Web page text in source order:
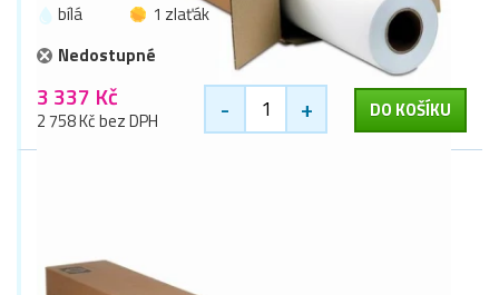
bílá
1 zlaťák
Nedostupné
3 337 Kč
2 758 Kč bez DPH - + DO KOŠÍKU